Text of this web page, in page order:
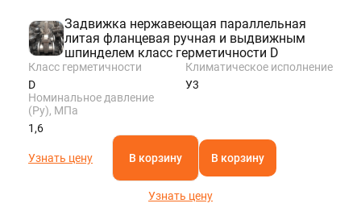
Задвижка нержавеющая параллельная
литая фланцевая ручная и выдвижным
шпинделем класс герметичности D
Класс герметичности
D
Климатическое исполнение
У3
Номинальное давление
(Ру), МПа
1,6
Узнать цену В корзину В корзину
Узнать цену